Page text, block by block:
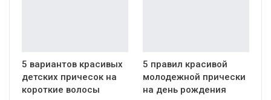
5 вариантов красивых
детских причесок на
короткие волосы
5 правил красивой
молодежной прически
на день рождения